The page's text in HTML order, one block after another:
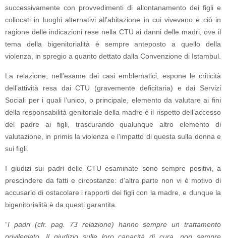
successivamente con provvedimenti di allontanamento dei figli e
collocati in luoghi alternativi all’abitazione in cui vivevano e ciò in
ragione delle indicazioni rese nella CTU ai danni delle madri, ove il
tema della bigenitorialità è sempre anteposto a quello della
violenza, in spregio a quanto dettato dalla Convenzione di Istambul.
La relazione, nell’esame dei casi emblematici, espone le criticità
dell’attività resa dai CTU (gravemente deficitaria) e dai Servizi
Sociali per i quali l’unico, o principale, elemento da valutare ai fini
della responsabilità genitoriale della madre è il rispetto dell’accesso
del padre ai figli, trascurando qualunque altro elemento di
valutazione, in primis la violenza e l’impatto di questa sulla donna e
sui figli.
I giudizi sui padri delle CTU esaminate sono sempre positivi, a
prescindere da fatti e circostanze: d’altra parte non vi è motivo di
accusarlo di ostacolare i rapporti dei figli con la madre, e dunque la
bigenitorialità è da questi garantita.
“I padri (cfr. pag. 73 relazione) hanno sempre un trattamento